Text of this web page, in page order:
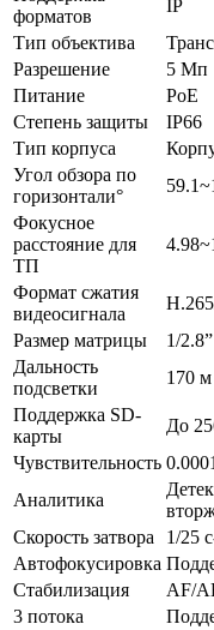
форматов
IP
Тип объектива
Разрешение
5 Mп
Питание
PoE
Степень защиты
IP66
Тип корпуса
Угол обзора по
горизонтали°
Фокусное
расстояние для
ТП
Формат сжатия
видеосигнала
Размер матрицы
1/2.8”
Дальность
подсветки
170 м
Поддержка SD-
карты
До
Чувствительность
Аналитика
Скорость затвора
1/25
Автофокусировка
Стабилизация
AF/
3 потока